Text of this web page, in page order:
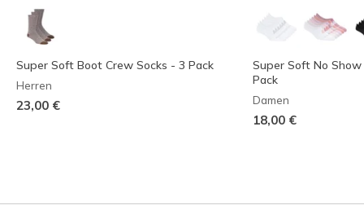
Super Soft Boot Crew Socks - 3 Pack
Herren
23,00 €
Super Soft No Show
Pack
Damen
18,00 €